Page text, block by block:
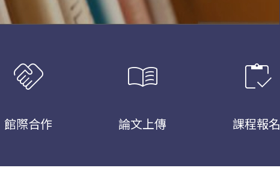
handshake
館際合作
menu_book
論文上傳
inventory
課程報名